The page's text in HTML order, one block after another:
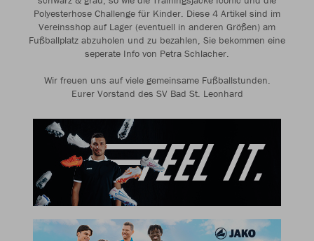
Polyesterhose Challenge für Kinder. Diese 4 Artikel sind im
Vereinsshop auf Lager (eventuell in anderen Größen) am
Fußballplatz abzuholen und zu bezahlen, Sie bekommen eine
seperate Info von Petra Schlacher.
Wir freuen uns auf viele gemeinsame Fußballstunden.
Eurer Vorstand des SV Bad St. Leonhard